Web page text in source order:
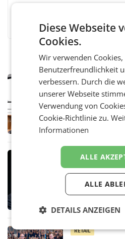
MARKETING & MEDIA
Pilnacek-U-
fordert
WIEN Der
dazu auf, im U-
Ermittlungen
Pilnacek, auf
MARKETING &
Stiftungsrat
Mehrere
ORF. Am
RETAIL
Diese Webseite
Cookies.
Wir verwenden
Benutzerfreundlichkeit
verbessern. Durch die
unserer Webseite
Verwendung von
Cookie-Richtlinie zu.
Informationen
ALLE
ALLE
DETAILS ANZEIGEN